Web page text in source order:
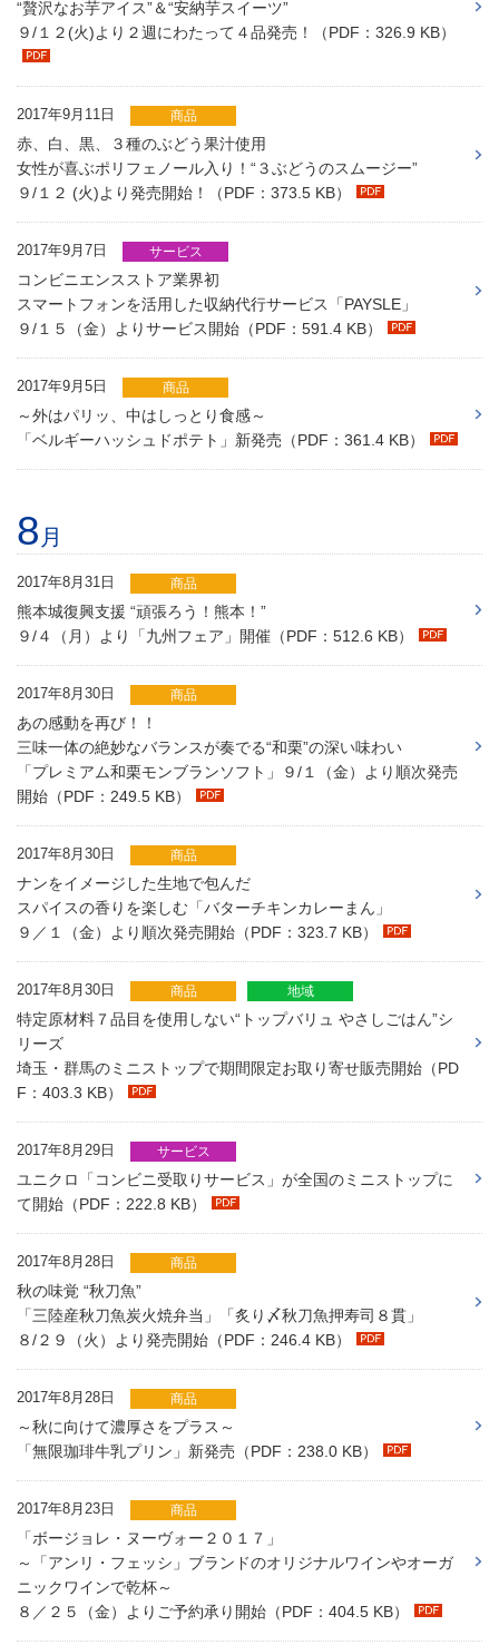
“贅沢なお芋アイス”＆“安納芋スイーツ”
９/１２(火)より２週にわたって４品発売！（PDF：326.9 KB）
2017年9月11日 商品
赤、白、黒、３種のぶどう果汁使用
女性が喜ぶポリフェノール入り！“３ぶどうのスムージー”
９/１２ (火)より発売開始！（PDF：373.5 KB）
2017年9月7日 サービス
コンビニエンスストア業界初
スマートフォンを活用した収納代行サービス「PAYSLE」
９/１５（金）よりサービス開始（PDF：591.4 KB）
2017年9月5日 商品
～外はパリッ、中はしっとり食感～
「ベルギーハッシュドポテト」新発売（PDF：361.4 KB）
8 月
2017年8月31日 商品
熊本城復興支援 “頑張ろう！熊本！”
９/４（月）より「九州フェア」開催（PDF：512.6 KB）
2017年8月30日 商品
あの感動を再び！！
三味一体の絶妙なバランスが奏でる“和栗”の深い味わい
「プレミアム和栗モンブランソフト」９/１（金）より順次発売
開始（PDF：249.5 KB）
2017年8月30日 商品
ナンをイメージした生地で包んだ
スパイスの香りを楽しむ「バターチキンカレーまん」
９／１（金）より順次発売開始（PDF：323.7 KB）
2017年8月30日 商品 地域
特定原材料７品目を使用しない“トップバリュ やさしごはん”シ
リーズ
埼玉・群馬のミニストップで期間限定お取り寄せ販売開始（PD
F：403.3 KB）
2017年8月29日 サービス
ユニクロ「コンビニ受取りサービス」が全国のミニストップに
て開始（PDF：222.8 KB）
2017年8月28日 商品
秋の味覚 “秋刀魚”
「三陸産秋刀魚炭火焼弁当」「炙り〆秋刀魚押寿司８貫」
８/２９（火）より発売開始（PDF：246.4 KB）
2017年8月28日 商品
～秋に向けて濃厚さをプラス～
「無限珈琲牛乳プリン」新発売（PDF：238.0 KB）
2017年8月23日 商品
「ボージョレ・ヌーヴォー２０１７」
～「アンリ・フェッシ」ブランドのオリジナルワインやオーガ
ニックワインで乾杯～
８／２５（金）よりご予約承り開始（PDF：404.5 KB）